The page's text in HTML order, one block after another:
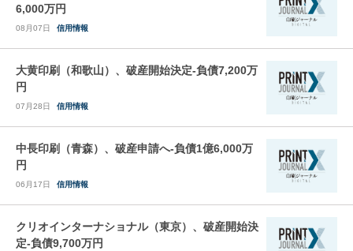
6,000万円
08月07日 信用情報
大黄印刷（和歌山）、破産開始決定-負債7,200万
円
07月28日 信用情報
中長印刷（青森）、破産申請へ-負債1億6,000万
円
06月17日 信用情報
クリオインターナショナル（東京）、破産開始決
定-負債9,700万円